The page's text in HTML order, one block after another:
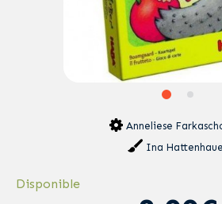
Anneliese
Ina
Disponible